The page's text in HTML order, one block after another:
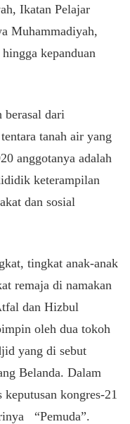
Ikatan Pelajar
Muhammadiyah,
kepanduan
berasal dari
tanah air yang
anggotanya adalah
keterampilan
dan sosial
tingkat anak-anak
remaja di namakan
dan Hizbul
oleh dua tokoh
yang di sebut
Belanda. Dalam
keputusan kongres-21
“Pemuda”.